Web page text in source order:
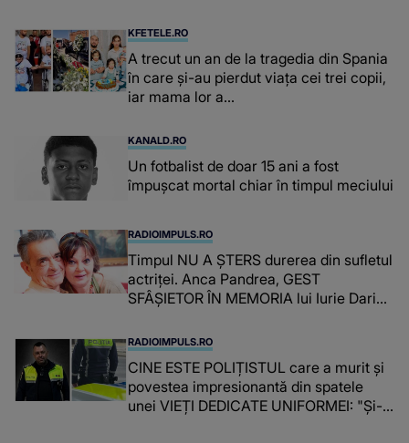
suspecți
KFETELE.RO
A trecut un an de la tragedia din Spania
în care și-au pierdut viața cei trei copii,
iar mama lor a…
KANALD.RO
Un fotbalist de doar 15 ani a fost
împușcat mortal chiar în timpul meciului
RADIOIMPULS.RO
Timpul NU A ȘTERS durerea din sufletul
actriței. Anca Pandrea, GEST
SFÂȘIETOR ÎN MEMORIA lui Iurie Darie:
timpul parcă..."
RADIOIMPULS.RO
CINE ESTE POLIȚISTUL care a murit și
povestea impresionantă din spatele
unei VIEȚI DEDICATE UNIFORMEI: "Și-a